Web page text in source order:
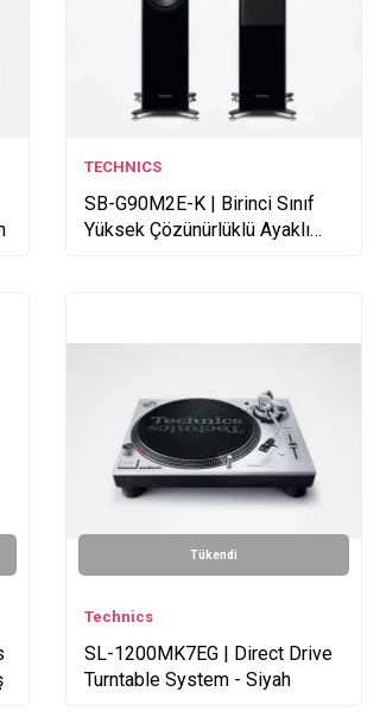
TECHNICS
SB-G90M2E-K | Birinci Sınıf
Yüksek Çözünürlüklü Ayaklı
Tükendi
Technics
SL-1200MK7EG | Direct Drive
Turntable System - Siyah